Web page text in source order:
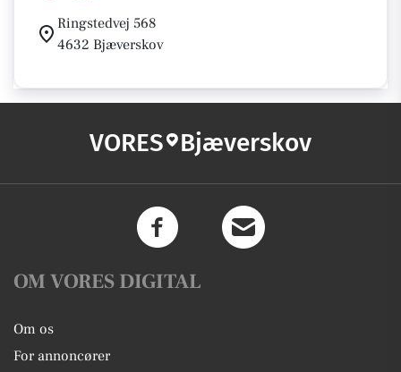
Ringstedvej 568
4632 Bjæverskov
VORES Bjæverskov
OM VORES DIGITAL
Om os
For annoncører